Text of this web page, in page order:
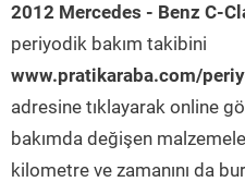
2012 Mercedes - Benz C-
periyodik bakım takibini
www.pratikaraba.com/
adresine tıklayarak online
bakımda değişen
kilometre ve zamanını da